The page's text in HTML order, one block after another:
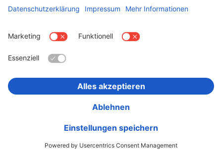
Land wählen
Datenschutz
Rückrufaktionen